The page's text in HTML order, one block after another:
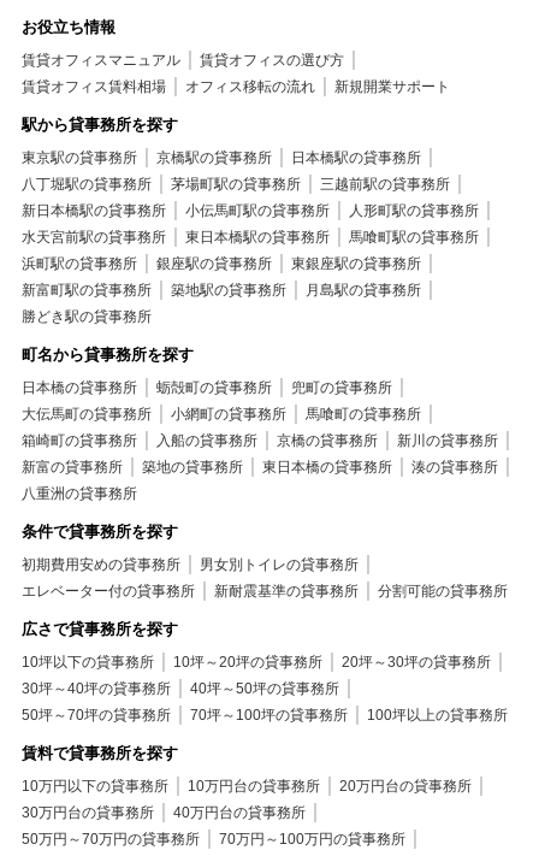
お役立ち情報
賃貸オフィスマニュアル
賃貸オフィスの選び方
賃貸オフィス賃料相場
オフィス移転の流れ 新規開業サポート
駅から貸事務所を探す
東京駅の貸事務所 京橋駅の貸事務所
日本橋駅の貸事務所
八丁堀駅の貸事務所
茅場町駅の貸事務所
三越前駅の貸事務所
新日本橋駅の貸事務所
小伝馬町駅の貸事務所
人形町駅の貸事務所
水天宮前駅の貸事務所
東日本橋駅の貸事務所
馬喰町駅の貸事務所
浜町駅の貸事務所
銀座駅の貸事務所
東銀座駅の貸事務所
新富町駅の貸事務所
築地駅の貸事務所
月島駅の貸事務所
勝どき駅の貸事務所
町名から貸事務所を探す
日本橋の貸事務所 蛎殻町の貸事務所
兜町の貸事務所
大伝馬町の貸事務所
小網町の貸事務所
馬喰町の貸事務所
箱崎町の貸事務所
入船の貸事務所 京橋の貸事務所
新川の貸事務所
新富の貸事務所
築地の貸事務所 東日本橋の貸事務所
湊の貸事務所
八重洲の貸事務所
条件で貸事務所を探す
初期費用安めの貸事務所
男女別トイレの貸事務所
エレベーター付の貸事務所
新耐震基準の貸事務所 分割可能の貸事務所
広さで貸事務所を探す
10坪以下の貸事務所 10坪～20坪の貸事務所
20坪～30坪の貸事務所
30坪～40坪の貸事務所
40坪～50坪の貸事務所
50坪～70坪の貸事務所
70坪～100坪の貸事務所 100坪以上の貸事務所
賃料で貸事務所を探す
10万円以下の貸事務所 10万円台の貸事務所
20万円台の貸事務所
30万円台の貸事務所
40万円台の貸事務所
50万円～70万円の貸事務所
70万円～100万円の貸事務所